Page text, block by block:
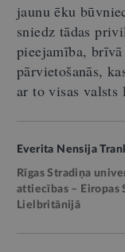
jaunu ēku
sniedz tādas
pieejamība,
pārvietošanās,
ar to visas valsts
Everita Nensija
Rīgas Stradiņa
attiecības – Eiropas
Lielbritānijā